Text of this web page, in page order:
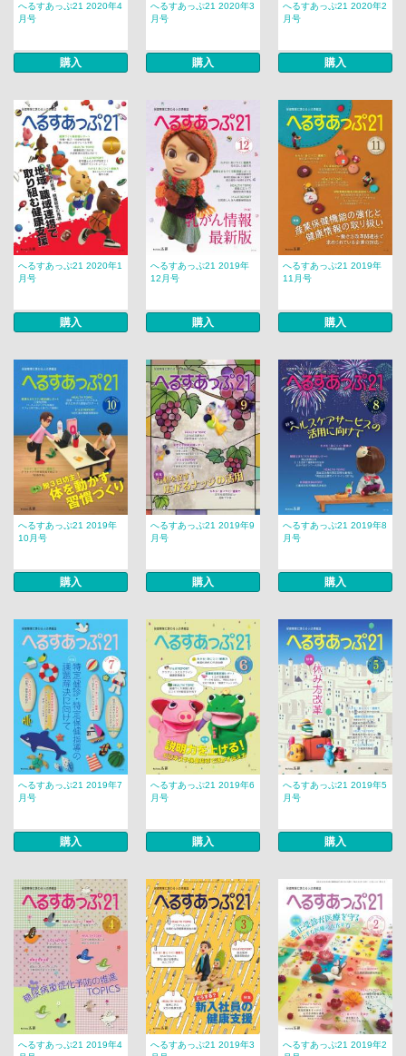
へるすあっぷ21 2020年4
月号
購入
へるすあっぷ21 2020年3
月号
購入
へるすあっぷ21 2020年2
月号
購入
へるすあっぷ21 2020年1
月号
購入
へるすあっぷ21 2019年
12月号
購入
へるすあっぷ21 2019年
11月号
購入
へるすあっぷ21 2019年
10月号
購入
へるすあっぷ21 2019年9
月号
購入
へるすあっぷ21 2019年8
月号
購入
へるすあっぷ21 2019年7
月号
購入
へるすあっぷ21 2019年6
月号
購入
へるすあっぷ21 2019年5
月号
購入
へるすあっぷ21 2019年4
へるすあっぷ21 2019年3
へるすあっぷ21 2019年2